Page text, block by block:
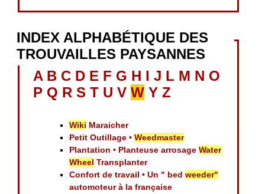
INDEX ALPHABÉTIQUE DES
TROUVAILLES PAYSANNES
A B C D E F G H I J L M N O
P Q R S T U V W Y Z
Wiki Maraicher
Petit Outillage •Weedmaster
Plantation • Planteuse arrosageWater
Wheel Transplanter
Confort de travail • Un " bedweeder"
automoteur à la française